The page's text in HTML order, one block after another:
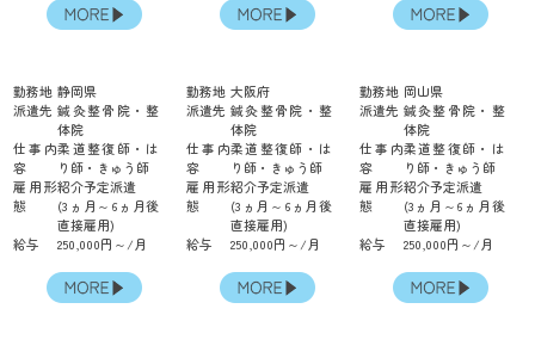
勤務地 静岡県
派遣先 鍼灸整骨院・整
体院
仕事内
容
柔道整復師・は
り師・きゅう師
雇用形
態
紹介予定派遣
(3ヵ月～6ヵ月後
直接雇用)
給与
250,000円～/月
勤務地 大阪府
派遣先 鍼灸整骨院・整
体院
仕事内
容
柔道整復師・は
り師・きゅう師
雇用形
態
紹介予定派遣
(3ヵ月～6ヵ月後
直接雇用)
給与
250,000円～/月
勤務地 岡山県
派遣先 鍼灸整骨院・整
体院
仕事内
容
柔道整復師・は
り師・きゅう師
雇用形
態
紹介予定派遣
(3ヵ月～6ヵ月後
直接雇用)
給与
250,000円～/月